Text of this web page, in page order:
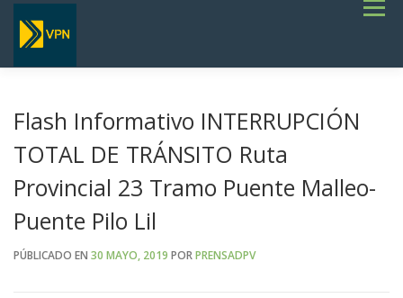
Saltar
contenido
Menú
SERVICIOS
TERMINOS DE REFERENCIA GENERALES- OBRAS VIALES
Flash Informativo INTERRUPCIÓN
TOTAL DE TRÁNSITO Ruta
Provincial 23 Tramo Puente Malleo-
Puente Pilo Lil
PÚBLICADO EN 30 MAYO, 2019 PORPRENSADPV